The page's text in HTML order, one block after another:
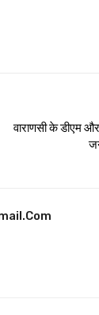
वाराणसी के डीएम